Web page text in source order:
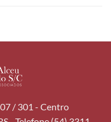
/ 301 - Centro